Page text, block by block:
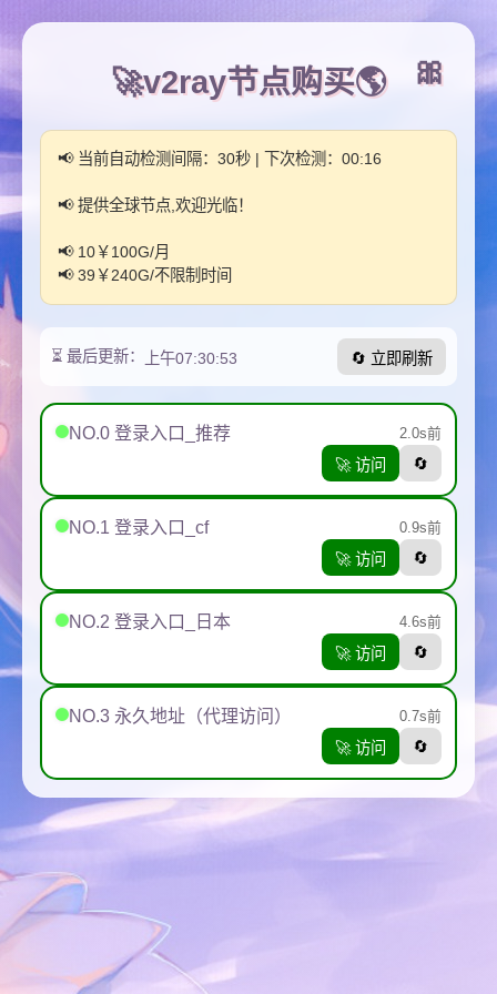
🚀v2ray节点购买🌎
📢 当前自动检测间隔：30秒 | 下次检测： 00:16
📢 提供全球节点,欢迎光临！
📢 10￥100G/月
📢 39￥240G/不限制时间
⏳ 最后更新： 上午07:30:53 🔄 立即刷新
NO.0 登录入口_推荐 2.0s前
🚀 访问 🔄
NO.1 登录入口_cf 0.9s前
🚀 访问 🔄
NO.2 登录入口_日本 4.6s前
🚀 访问 🔄
NO.3 永久地址（代理访问） 0.7s前
🚀 访问 🔄